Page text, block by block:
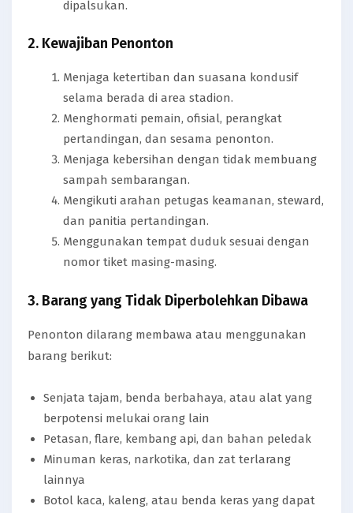
dipalsukan.
2. Kewajiban Penonton
Menjaga ketertiban dan suasana kondusif
selama berada di area stadion.
Menghormati pemain, ofisial, perangkat
pertandingan, dan sesama penonton.
Menjaga kebersihan dengan tidak membuang
sampah sembarangan.
Mengikuti arahan petugas keamanan, steward,
dan panitia pertandingan.
Menggunakan tempat duduk sesuai dengan
nomor tiket masing-masing.
3. Barang yang Tidak Diperbolehkan Dibawa
Penonton dilarang membawa atau menggunakan
barang berikut:
Senjata tajam, benda berbahaya, atau alat yang
berpotensi melukai orang lain
Petasan, flare, kembang api, dan bahan peledak
Minuman keras, narkotika, dan zat terlarang
lainnya
Botol kaca, kaleng, atau benda keras yang dapat